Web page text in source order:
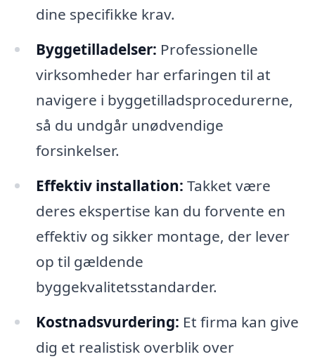
dine specifikke krav.
Byggetilladelser: Professionelle
virksomheder har erfaringen til at
navigere i byggetilladsprocedurerne,
så du undgår unødvendige
forsinkelser.
Effektiv installation: Takket være
deres ekspertise kan du forvente en
effektiv og sikker montage, der lever
op til gældende
byggekvalitetsstandarder.
Kostnadsvurdering: Et firma kan give
dig et realistisk overblik over